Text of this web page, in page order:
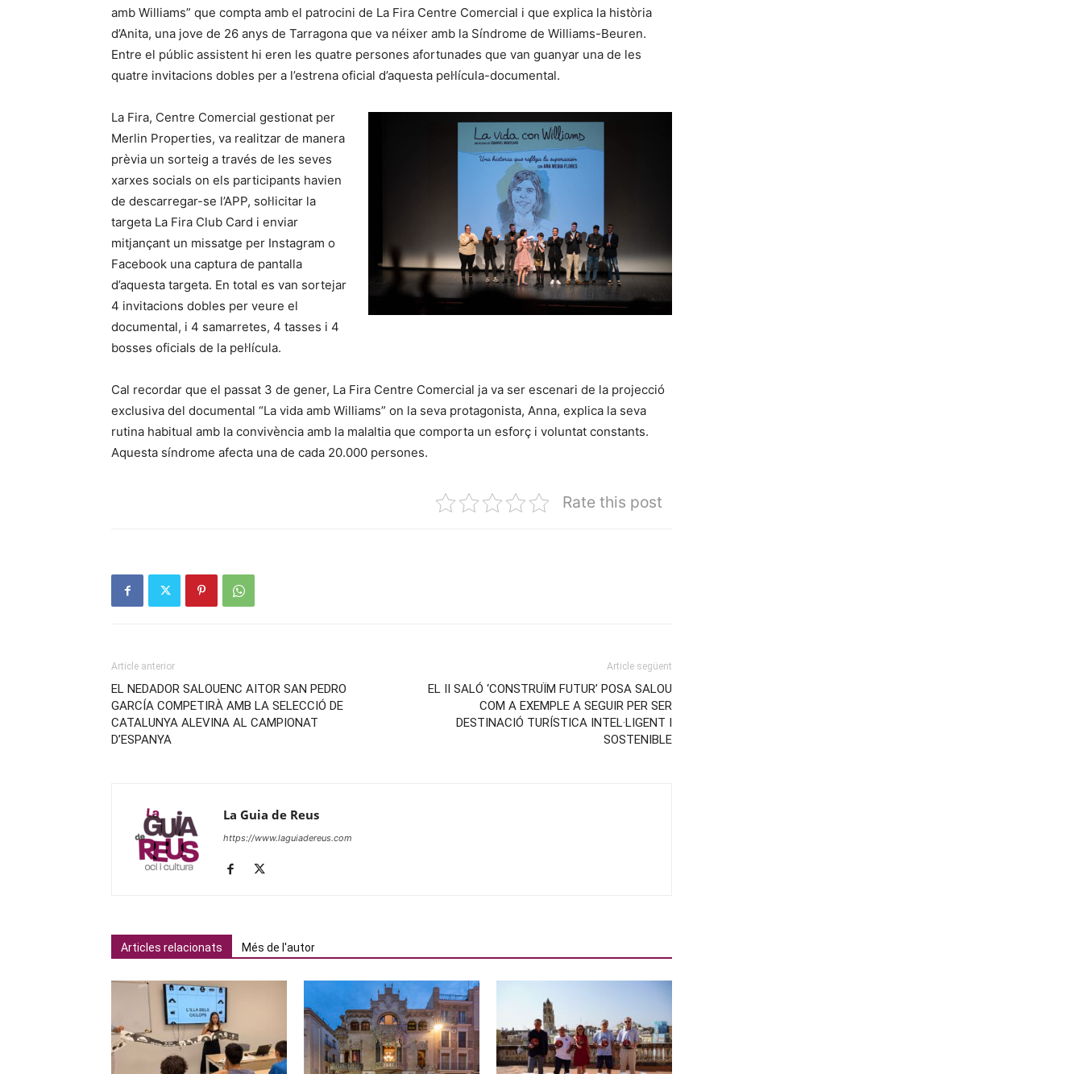
amb Williams” que compta amb el patrocini de La Fira Centre Comercial i que explica la història
d’Anita, una jove de 26 anys de Tarragona que va néixer amb la Síndrome de Williams-Beuren.
Entre el públic assistent hi eren les quatre persones afortunades que van guanyar una de les
quatre invitacions dobles per a l’estrena oficial d’aquesta pel·lícula-documental.
La Fira, Centre Comercial gestionat per
Merlin Properties, va realitzar de manera
prèvia un sorteig a través de les seves
xarxes socials on els participants havien
de descarregar-se l’APP, sol·licitar la
targeta La Fira Club Card i enviar
mitjançant un missatge per Instagram o
Facebook una captura de pantalla
d’aquesta targeta. En total es van sortejar
4 invitacions dobles per veure el
documental, i 4 samarretes, 4 tasses i 4
bosses oficials de la pel·lícula.
Cal recordar que el passat 3 de gener, La Fira Centre Comercial ja va ser escenari de la projecció
exclusiva del documental “La vida amb Williams” on la seva protagonista, Anna, explica la seva
rutina habitual amb la convivència amb la malaltia que comporta un esforç i voluntat constants.
Aquesta síndrome afecta una de cada 20.000 persones.
Rate this post
Article anterior
EL NEDADOR SALOUENC AITOR SAN PEDRO
GARCÍA COMPETIRÀ AMB LA SELECCIÓ DE
CATALUNYA ALEVINA AL CAMPIONAT
D’ESPANYA
Article següent
EL II SALÓ ‘CONSTRUÏM FUTUR’ POSA SALOU
COM A EXEMPLE A SEGUIR PER SER
DESTINACIÓ TURÍSTICA INTEL·LIGENT I
SOSTENIBLE
La Guia de Reus
https://www.laguiadereus.com
Articles relacionats Més de l'autor